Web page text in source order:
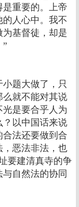
重要的。上帝
人心中。我不
基督徒，却是
题大做了，只
就不能对其说
是要合乎人为
以中国话来说
法还要做到合
恶法非法，也
要建清真寺的争
自然法的协同